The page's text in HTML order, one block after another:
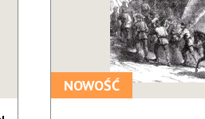
NOWOŚĆ